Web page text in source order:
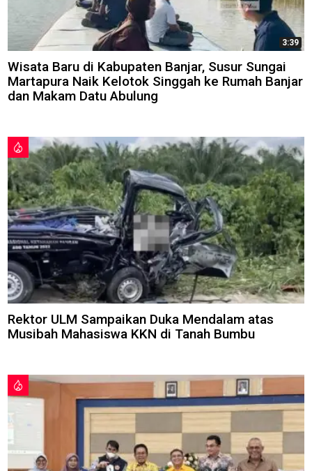
3:39
Wisata Baru di Kabupaten Banjar, Susur Sungai
Martapura Naik Kelotok Singgah ke Rumah Banjar
dan Makam Datu Abulung
Rektor ULM Sampaikan Duka Mendalam atas
Musibah Mahasiswa KKN di Tanah Bumbu